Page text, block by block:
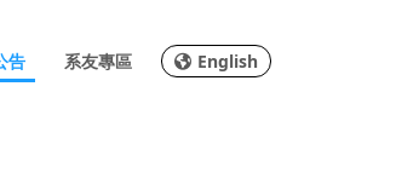
告 系友專區 English